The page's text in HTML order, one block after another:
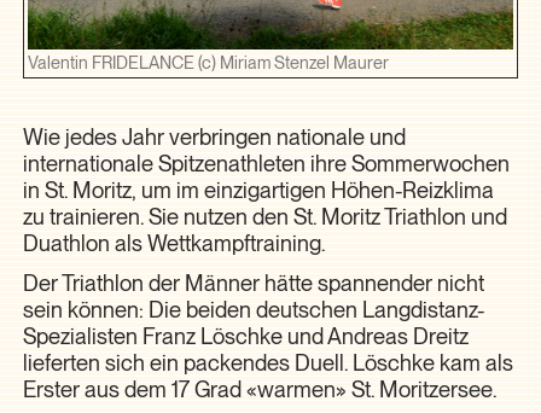
Valentin FRIDELANCE (c) Miriam Stenzel Maurer
Wie jedes Jahr verbringen nationale und
internationale Spitzenathleten ihre Sommerwochen
in St. Moritz, um im einzigartigen Höhen-Reizklima
zu trainieren. Sie nutzen den St. Moritz Triathlon und
Duathlon als Wettkampftraining.
Der Triathlon der Männer hätte spannender nicht
sein können: Die beiden deutschen Langdistanz-
Spezialisten Franz Löschke und Andreas Dreitz
lieferten sich ein packendes Duell. Löschke kam als
Erster aus dem 17 Grad «warmen» St. Moritzersee.